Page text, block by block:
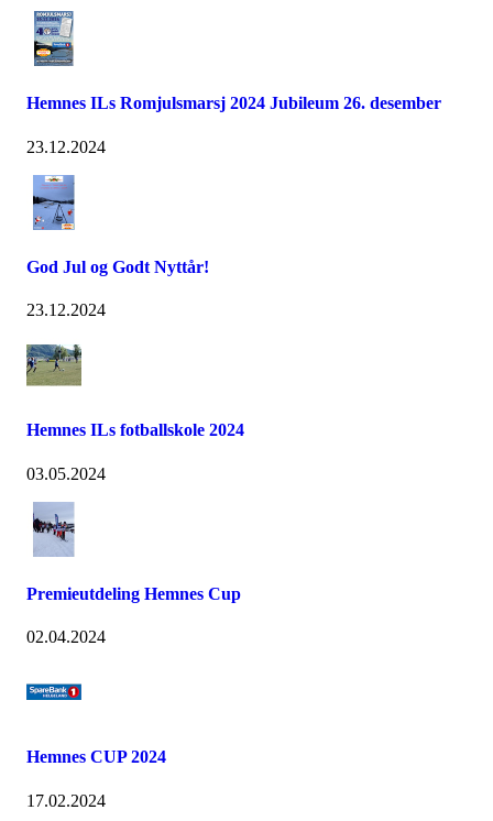
Hemnes ILs Romjulsmarsj 2024 Jubileum 26. desember
23.12.2024
God Jul og Godt Nyttår!
23.12.2024
Hemnes ILs fotballskole 2024
03.05.2024
Premieutdeling Hemnes Cup
02.04.2024
Hemnes CUP 2024
17.02.2024